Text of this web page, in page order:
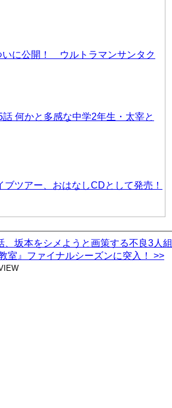
いに公開！ ウルトラマンサンタク
何かと多感な中学2年生・太宰と
ツアー、おはなしCDとして発売！
坂本をシメようと画策する不良3人組
室』ファイナルシーズンに突入！ >>